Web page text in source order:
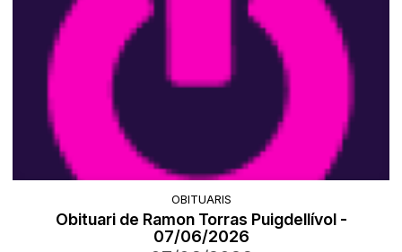
OBITUARIS
Obituari de Ramon Torras Puigdellívol -
07/06/2026